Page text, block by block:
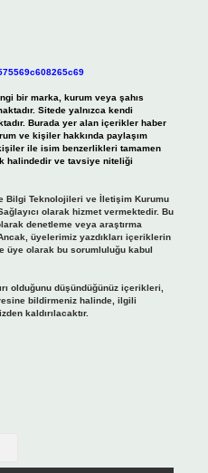
bir marka, kurum veya şahıs
Sitede yalnızca kendi
Burada yer alan içerikler haber
ve kişiler hakkında paylaşım
ile isim benzerlikleri tamamen
halindedir ve tavsiye niteliği
Bilgi Teknolojileri ve İletişim Kurumu
olarak hizmet vermektedir. Bu
denetleme veya araştırma
üyelerimiz yazdıkları içeriklerin
üye olarak bu sorumluluğu kabul
olduğunu düşündüğünüz içerikleri,
bildirmeniz halinde, ilgili
kaldırılacaktır.